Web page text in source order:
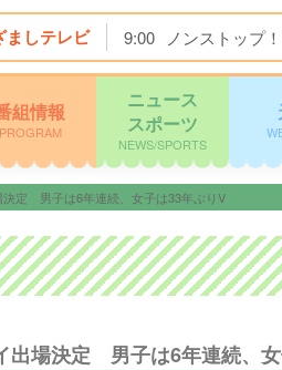
ましテレビ 9:00 ノンストップ！
組情報
PROGRAM
ニュース
スポーツ
NEWS/SPORTS
決定 男子は6年連続、女子は33年ぶりV
出場決定 男子は6年連続、